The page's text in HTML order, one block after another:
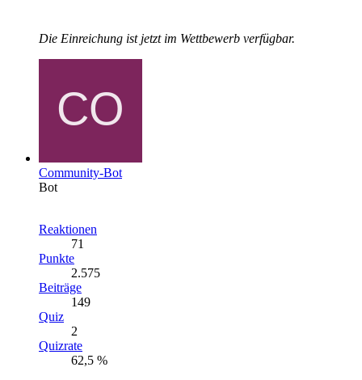
Die Einreichung ist jetzt im Wettbewerb verfügbar.
Community-Bot
Bot
Reaktionen
71
Punkte
2.575
Beiträge
149
Quiz
2
Quizrate
62,5 %